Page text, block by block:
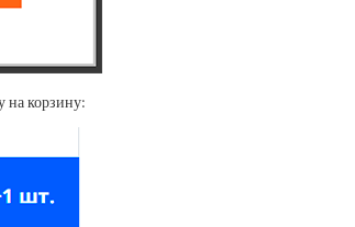
на корзину: